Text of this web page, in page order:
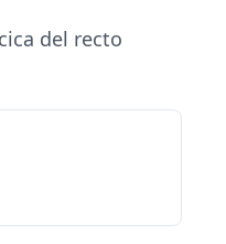
del recto